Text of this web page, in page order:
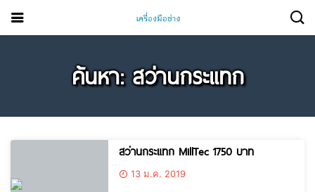
ค้นหา: สว่านกระแทก
สว่านกระแทก MillTec 1750 บาท
13 ม.ค. 2019